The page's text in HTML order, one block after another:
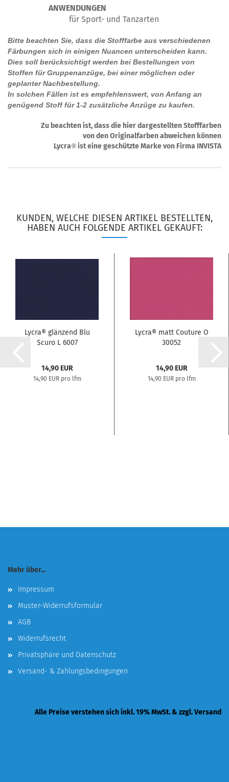
ANWENDUNGEN
für Sport- und Tanzarten
Bitte beachten Sie, dass die Stofffarbe aus verschiedenen
Färbungen sich in einigen Nuancen unterscheiden kann.
Dies soll berücksichtigt werden bei Bestellungen von
Stoffen für Gruppenanzüge, bei einer möglichen oder
geplanter Nachbestellung.
In solchen Fällen ist es empfehlenswert, von Anfang an
genügend Stoff für 1-2 zusätzliche Anzüge zu kaufen.
Zu beachten ist, dass die hier dargestellten Stofffarben
von den Originalfarben abweichen können
Lycra® ist eine geschützte Marke von Firma INVISTA
KUNDEN, WELCHE DIESEN ARTIKEL BESTELLTEN,
HABEN AUCH FOLGENDE ARTIKEL GEKAUFT:
Lycra® glänzend Blu
Scuro L 6007
14,90 EUR
14,90 EUR pro lfm
Lycra® matt Couture O
30052
14,90 EUR
14,90 EUR pro lfm
Mehr über...
Impressum
Muster-Widerrufsformular
AGB
Widerrufsrecht
Privatsphäre und Datenschutz
Versand- & Zahlungsbedingungen
Alle Preise verstehen sich inkl. 19% MwSt. & zzgl. Versand